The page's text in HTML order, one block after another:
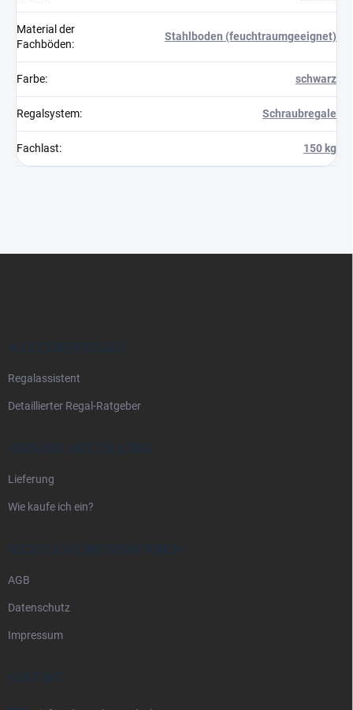
Material der
Fachböden:
Stahlboden (feuchtraumgeeignet)
Farbe: schwarz
Regalsystem: Schraubregale
Fachlast: 150 kg
ALLES ÜBER REGALE
Regalassistent
Detaillierter Regal-Ratgeber
VERSAND UND ZAHLUNG
Lieferung
Wie kaufe ich ein?
RECHTLICHE INFORMATIONEN
AGB
Datenschutz
Impressum
KONTAKT